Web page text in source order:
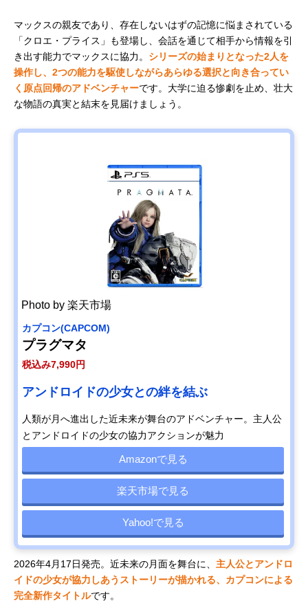
マックスの親友であり、存在しないはずの記憶に悩まされている
「クロエ・プライス」も登場し、会話を通じて相手から情報を引
き出す能力でマックスに協力。 シリーズの始まりとなった2人を
操作し、2つの能力を駆使しながらあらゆる選択と向き合ってい
く原点回帰のアドベンチャーです。大学に迫る惨劇を止め、壮大
な物語の真実と結末を見届けましょう。
Photo by 楽天市場
カプコン(CAPCOM)
プラグマタ
税込み7,990円
アンドロイドの少女との絆を結ぶ
人類が月へ進出した近未来が舞台のアドベンチャー。主人公
とアンドロイドの少女の協力アクションが魅力
Amazonで見る
楽天市場で見る
Yahoo!で見る
2026年4月17日発売。近未来の月面を舞台に、 主人公とアンドロ
イドの少女が協力しあうストーリーが描かれる、カプコンによる
完全新作タイトルです。